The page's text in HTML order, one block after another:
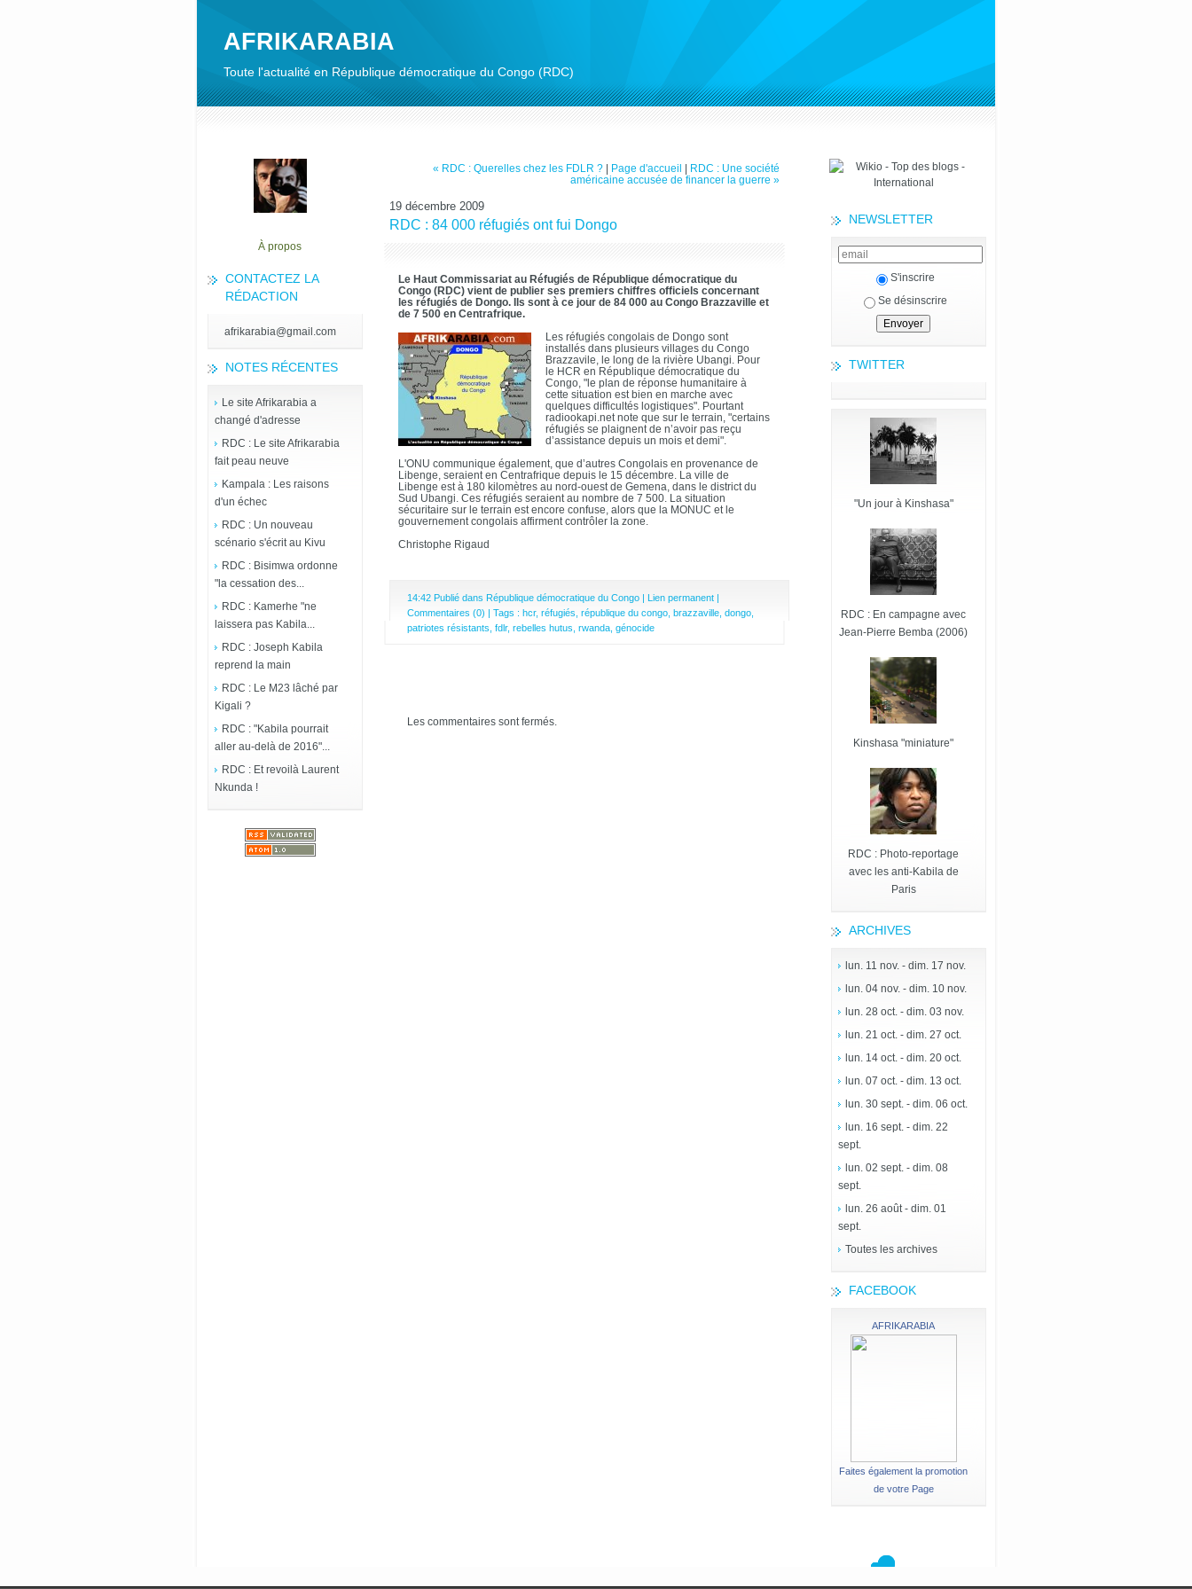
AFRIKARABIA
Toute l'actualité en République démocratique du Congo (RDC)
À propos
CONTACTEZ LA
RÉDACTION
afrikarabia@gmail.com
NOTES RÉCENTES
Le site Afrikarabia a
changé d'adresse
RDC : Le site Afrikarabia
fait peau neuve
Kampala : Les raisons
d'un échec
RDC : Un nouveau
scénario s'écrit au Kivu
RDC : Bisimwa ordonne
"la cessation des...
RDC : Kamerhe "ne
laissera pas Kabila...
RDC : Joseph Kabila
reprend la main
RDC : Le M23 lâché par
Kigali ?
RDC : "Kabila pourrait
aller au-delà de 2016"...
RDC : Et revoilà Laurent
Nkunda !
NEWSLETTER
S'inscrire
Se désinscrire
TWITTER
"Un jour à Kinshasa"
RDC : En campagne avec
Jean-Pierre Bemba (2006)
Kinshasa "miniature"
RDC : Photo-reportage
avec les anti-Kabila de
Paris
ARCHIVES
lun. 11 nov. - dim. 17 nov.
lun. 04 nov. - dim. 10 nov.
lun. 28 oct. - dim. 03 nov.
lun. 21 oct. - dim. 27 oct.
lun. 14 oct. - dim. 20 oct.
lun. 07 oct. - dim. 13 oct.
lun. 30 sept. - dim. 06 oct.
lun. 16 sept. - dim. 22
sept.
lun. 02 sept. - dim. 08
sept.
lun. 26 août - dim. 01
sept.
Toutes les archives
FACEBOOK
AFRIKARABIA
Faites également la promotion
de votre Page
« RDC : Querelles chez les FDLR ? | Page d'accueil | RDC : Une société
américaine accusée de financer la guerre »
19 décembre 2009
RDC : 84 000 réfugiés ont fui Dongo
Le Haut Commissariat au Réfugiés de République démocratique du
Congo (RDC) vient de publier ses premiers chiffres officiels concernant
les réfugiés de Dongo. Ils sont à ce jour de 84 000 au Congo Brazzaville et
de 7 500 en Centrafrique.
Les réfugiés congolais de Dongo sont
installés dans plusieurs villages du Congo
Brazzavile, le long de la rivière Ubangi. Pour
le HCR en République démocratique du
Congo, "le plan de réponse humanitaire à
cette situation est bien en marche avec
quelques difficultés logistiques". Pourtant
radiookapi.net note que sur le terrain, "certains
réfugiés se plaignent de n’avoir pas reçu
d’assistance depuis un mois et demi".
L'ONU communique également, que d’autres Congolais en provenance de
Libenge, seraient en Centrafrique depuis le 15 décembre. La ville de
Libenge est à 180 kilomètres au nord-ouest de Gemena, dans le district du
Sud Ubangi. Ces réfugiés seraient au nombre de 7 500. La situation
sécuritaire sur le terrain est encore confuse, alors que la MONUC et le
gouvernement congolais affirment contrôler la zone.
Christophe Rigaud
14:42 Publié dans République démocratique du Congo | Lien permanent |
Commentaires (0) | Tags : hcr, réfugiés république du congo brazzaville dongo
patriotes résistants fdlr, rebelles hutus rwanda génocide
Les commentaires sont fermés.